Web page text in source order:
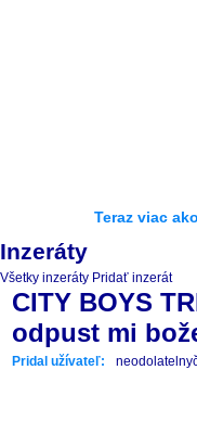
Teraz viac ako
Inzeráty
Všetky inzeráty Pridať inzerát
CITY BOYS
odpust mi
Pridal užívateľ: